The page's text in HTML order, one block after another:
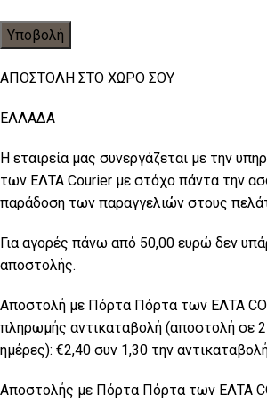
ΑΠΟΣΤΟΛΗ ΣΤΟ ΧΩΡΟ ΣΟΥ
ΕΛΛΑΔΑ
Η εταιρεία μας συνεργάζεται με την
των ΕΛΤΑ Courier με στόχο πάντα την
παράδοση των παραγγελιών στους
Για αγορές πάνω από 50,00 ευρώ δεν
αποστολής.
Αποστολή με Πόρτα Πόρτα των ΕΛΤΑ
πληρωμής αντικαταβολή (αποστολή σε
ημέρες): €2,40 συν 1,30 την
Αποστολής με Πόρτα Πόρτα των ΕΛTA